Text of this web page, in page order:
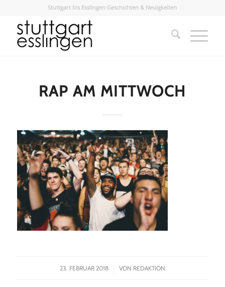
Stuttgart bis Esslingen Geschichten & Neuigkeiten
RAP AM MITTWOCH
23. FEBRUAR 2018
/ VON REDAKTION